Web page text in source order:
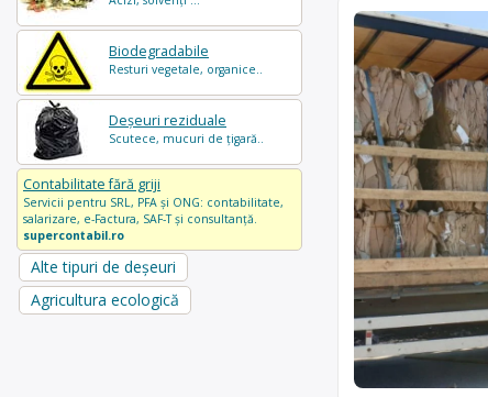
Biodegradabile
Resturi vegetale, organice..
Deșeuri reziduale
Scutece, mucuri de țigară..
Contabilitate fără griji
Servicii pentru SRL, PFA și ONG: contabilitate,
salarizare, e-Factura, SAF-T și consultanță.
supercontabil.ro
Alte tipuri de deșeuri
Agricultura ecologică